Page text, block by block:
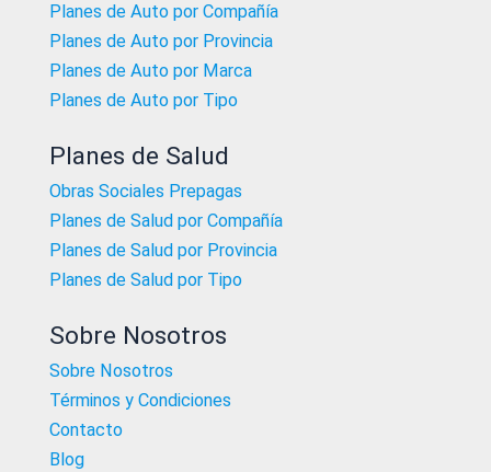
Planes de Auto por Compañía
Planes de Auto por Provincia
Planes de Auto por Marca
Planes de Auto por Tipo
Planes de Salud
Obras Sociales Prepagas
Planes de Salud por Compañía
Planes de Salud por Provincia
Planes de Salud por Tipo
Sobre Nosotros
Sobre Nosotros
Términos y Condiciones
Contacto
Blog